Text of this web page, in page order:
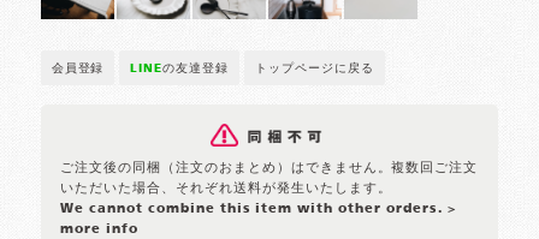
会員登録 LINEの友達登録 トップページに戻る
ご注文後の同梱（注文のおまとめ）はできません。複数回ご注文
いただいた場合、それぞれ送料が発生いたします。
We cannot combine this item with other orders. >
more info